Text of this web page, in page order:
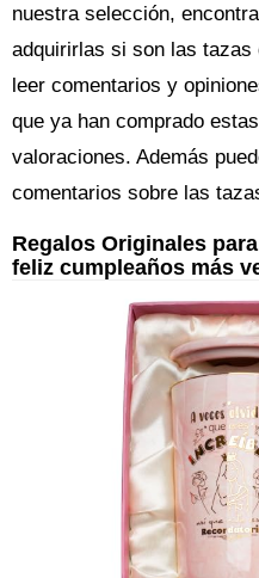
nuestra selección,
adquirirlas si son las tazas
leer comentarios y
que ya han comprado
valoraciones. Además
comentarios sobre las
Regalos Originales
feliz cumpleaños más